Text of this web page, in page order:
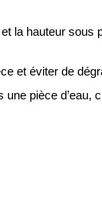
la hauteur sous
et éviter de
pièce d’eau,